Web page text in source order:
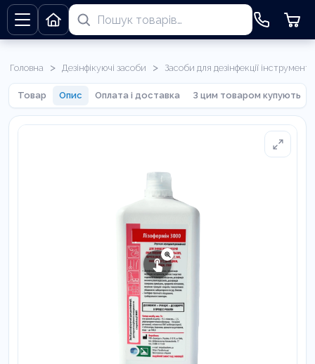
Головна > Дезінфікуючі засоби > Засоби для дезінфекції
Товар Опис Оплата і доставка З цим товаром купують